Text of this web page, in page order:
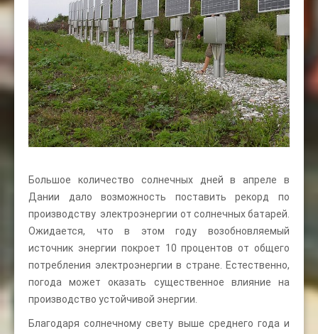
Большое количество солнечных дней в апреле в
Дании дало возможность поставить рекорд по
производству электроэнергии от солнечных батарей.
Ожидается, что в этом году возобновляемый
источник энергии покроет 10 процентов от общего
потребления электроэнергии в стране. Естественно,
погода может оказать существенное влияние на
производство устойчивой энергии.
Благодаря солнечному свету выше среднего года и